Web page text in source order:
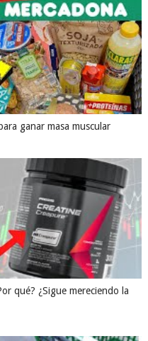
ganar masa muscular
qué? ¿Sigue mereciendo la